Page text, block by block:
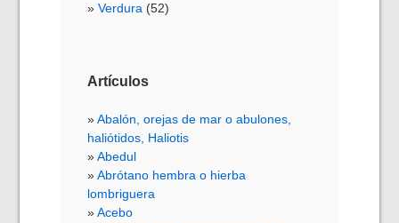
Verdura (52)
Artículos
Abalón, orejas de mar o abulones,
haliótidos, Haliotis
Abedul
Abrótano hembra o hierba
lombriguera
Acebo